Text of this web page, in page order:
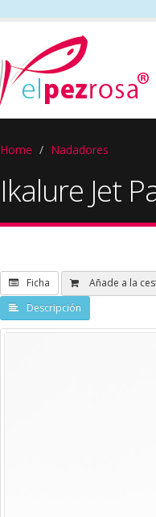
Home Nadadores
Ikalure Jet
Ficha Añade a la
Descripción